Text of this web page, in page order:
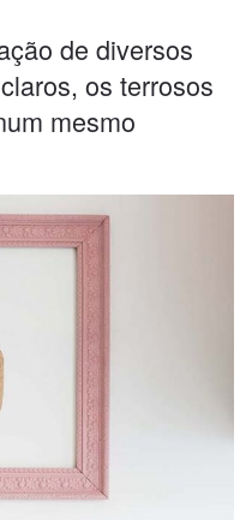
de diversos
os terrosos
mesmo